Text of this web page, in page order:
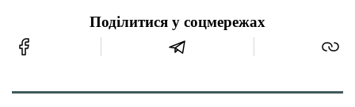
Поділитися у соцмережах